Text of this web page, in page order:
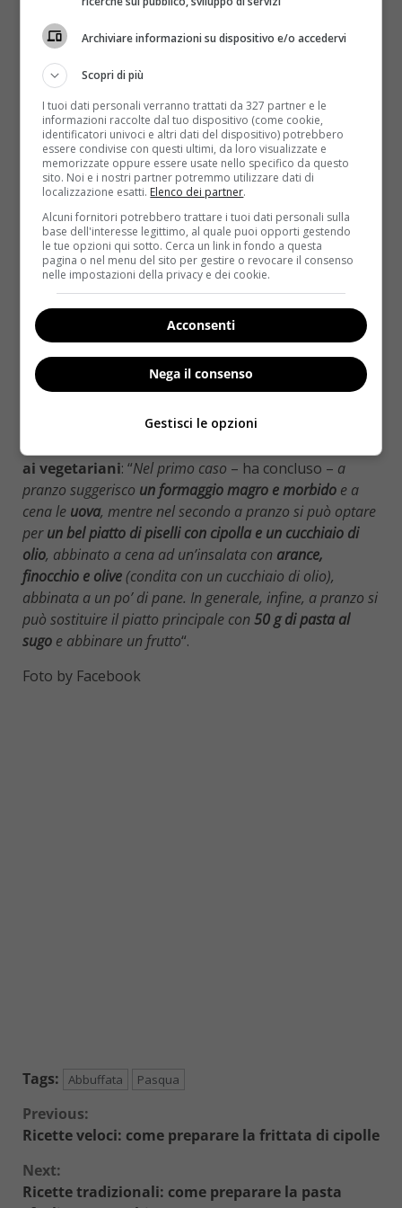
quei chili di troppo per molto tempo è meglio agire
subito conuna classica “dieta di compenso” di un
paio di giorni circa
150 grammi di latte parzialmente scremato con
caffè o orzo, un cucchiaino di miele o zucchero,
una fetta biscottata o due biscotti. A pranzo130
grammi di pesce con verdure cotte ed un po’ di
pane, mentre a cenatonno sottolio o formaggio
light con insalata. Per gli spuntini di metà mattinata
e de pomeriggio basta qualcosa di liquido comeun
caffè o un orzo con mezzo cucchiaino di zucchero
Si può iniziare fin da oggi– ha continuato –per
prepararsi alle feste. Un errore da non fare mai è quello
di abbinare gli stravizi a tavola ai digiuni monacali.
Fanno male alla salute e alla linea
A quanto pare gli italiani si ritroveranno con bendue
o tre chili in più dopo le feste: fortunatamente è
forma in poco tempo. La dieta, ovviamente,
ai vegetariani: “Nel primo caso – ha concluso – a
pranzo suggerisco un formaggio magro e morbido e a
cena le uova, mentre nel secondo a pranzo si può optare
perun bel piatto di piselli con cipolla e un cucchiaio di
olio, abbinato a cena ad un’insalata con arance,
finocchio e olive(condita con un cucchiaio di olio),
abbinata a un po’ di pane. In generale, infine, a pranzo si
può sostituire il piatto principale con 50 g di pasta al
sugo e abbinare un frutto“.
Foto by Facebook
Tags: Abbuffata Pasqua
Continue
Previous:
Ricette veloci: come preparare la frittata di cipolle
Next:
Ricette tradizionali: come preparare la pasta
Archiviare informazioni su dispositivo e/o accedervi
Scopri di più
I tuoi dati personali verranno trattati da 327 partner e le
informazioni raccolte dal tuo dispositivo (come cookie,
identificatori univoci e altri dati del dispositivo) potrebbero
essere condivise con questi ultimi, da loro visualizzate e
memorizzate oppure essere usate nello specifico da questo
sito. Noi e i nostri partner potremmo utilizzare dati di
localizzazione esatti. Elenco dei partner.
Alcuni fornitori potrebbero trattare i tuoi dati personali sulla
base dell'interesse legittimo, al quale puoi opporti gestendo
le tue opzioni qui sotto. Cerca un link in fondo a questa
pagina o nel menu del sito per gestire o revocare il consenso
nelle impostazioni della privacy e dei cookie.
Acconsenti
Nega il consenso
Gestisci le opzioni